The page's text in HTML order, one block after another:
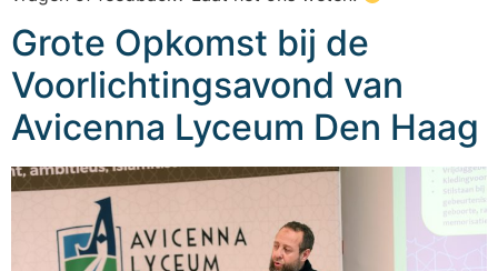
Grote Opkomst bij de
Voorlichtingsavond van
Avicenna Lyceum Den Haag